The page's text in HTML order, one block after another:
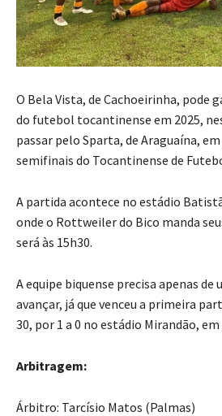
O Bela Vista, de Cachoeirinha, pode
do futebol tocantinense em 2025,
passar pelo Sparta, de Araguaína,
semifinais do Tocantinense de
A partida acontece no estádio
onde o Rottweiler do Bico manda
será às 15h30.
A equipe biquense precisa apenas de
avançar, já que venceu a primeira
30, por 1 a 0 no estádio Mirandão,
Arbitragem:
Árbitro: Tarcísio Matos (Palmas)